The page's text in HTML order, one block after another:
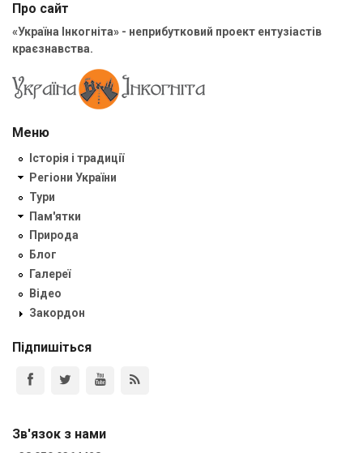
Про сайт
«Україна Інкогніта» - неприбутковий проект ентузіастів
краєзнавства.
Меню
Історія і традиції
Регіони України
Тури
Пам'ятки
Природа
Блог
Галереї
Відео
Закордон
Підпишіться
Зв'язок з нами